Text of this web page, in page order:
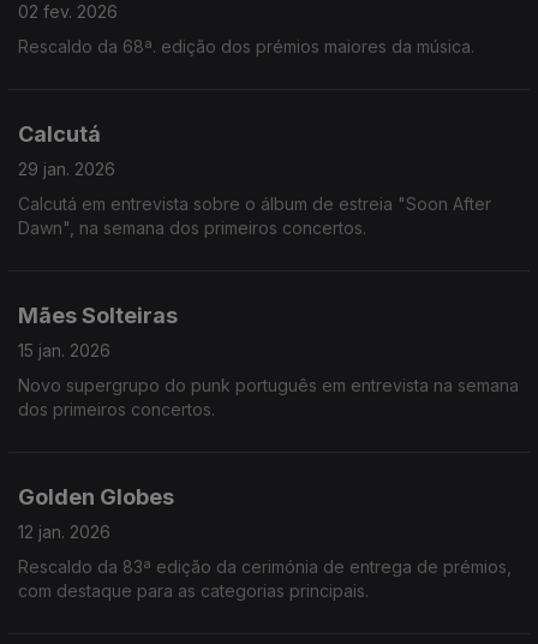
02 fev. 2026
Rescaldo da 68ª. edição dos prémios maiores da música.
Calcutá
29 jan. 2026
Calcutá em entrevista sobre o álbum de estreia "Soon After
Dawn", na semana dos primeiros concertos.
Mães Solteiras
15 jan. 2026
Novo supergrupo do punk português em entrevista na semana
dos primeiros concertos.
Golden Globes
12 jan. 2026
Rescaldo da 83ª edição da cerimónia de entrega de prémios,
com destaque para as categorias principais.